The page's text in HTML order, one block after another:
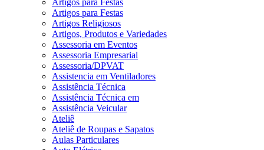
Artigos para Festas
Artigos para Festas
Artigos Religiosos
Artigos, Produtos e Variedades
Assessoria em Eventos
Assessoria Empresarial
Assessoria/DPVAT
Assistencia em Ventiladores
Assistência Técnica
Assistência Técnica em
Assistência Veicular
Ateliê
Ateliê de Roupas e Sapatos
Aulas Particulares